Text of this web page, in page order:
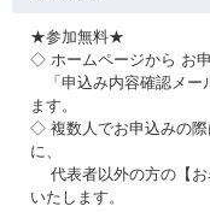
★参加無料★
◇ ホームページから お
「申込み内容確認メー
ます。
◇ 複数人でお申込みの際
に、
代表者以外の方の【お
いたします。